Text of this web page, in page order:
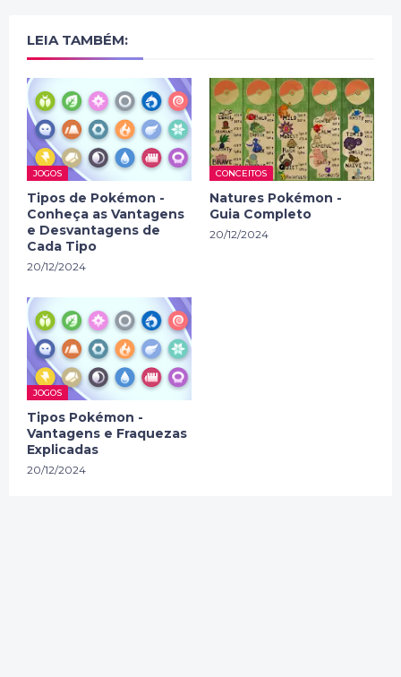
LEIA TAMBÉM:
JOGOS
Tipos de Pokémon -
Conheça as Vantagens
e Desvantagens de
Cada Tipo
20/12/2024
CONCEITOS
Natures Pokémon -
Guia Completo
20/12/2024
JOGOS
Tipos Pokémon -
Vantagens e Fraquezas
Explicadas
20/12/2024